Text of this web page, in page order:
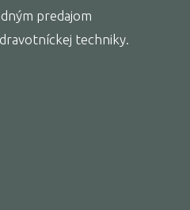
predajom
techniky.